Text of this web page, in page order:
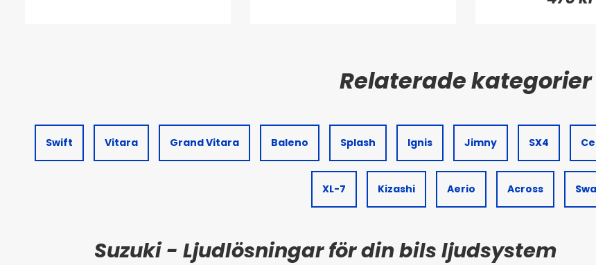
Swift Vitara Grand Vitara Baleno Splash Ignis Jimny SX4
XL-7 Kizashi Aerio Across
Suzuki - Ljudlösningar för din bils ljudsystem